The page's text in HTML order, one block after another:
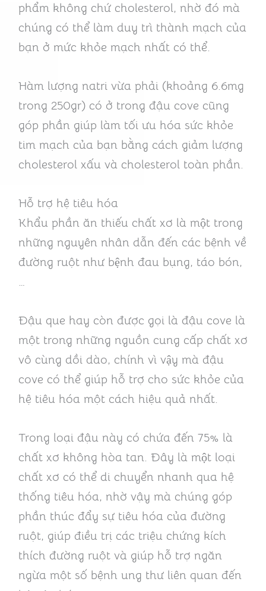
phẩm không chứ cholesterol, nhờ đó mà
chúng có thể làm duy trì thành mạch của
bạn ở mức khỏe mạch nhất có thể.
Hàm lượng natri vừa phải (khoảng 6.6mg
trong 250gr) có ở trong đậu cove cũng
góp phần giúp làm tối ưu hóa sức khỏe
tim mạch của bạn bằng cách giảm lượng
cholesterol xấu và cholesterol toàn phần.
Hỗ trợ hệ tiêu hóa
Khẩu phần ăn thiếu chất xơ là một trong
những nguyên nhân dẫn đến các bệnh về
đường ruột như bệnh đau bụng, táo bón,
…
Đậu que hay còn được gọi là đậu cove là
một trong những nguồn cung cấp chất xơ
vô cùng dồi dào, chính vì vậy mà đậu
cove có thể giúp hỗ trợ cho sức khỏe của
hệ tiêu hóa một cách hiệu quả nhất.
Trong loại đậu này có chứa đến 75% là
chất xơ không hòa tan. Đây là một loại
chất xơ có thể di chuyển nhanh qua hệ
thống tiêu hóa, nhờ vậy mà chúng góp
phần thúc đẩy sự tiêu hóa của đường
ruột, giúp điều trị các triệu chứng kích
thích đường ruột và giúp hỗ trợ ngăn
ngừa một số bệnh ung thư liên quan đến